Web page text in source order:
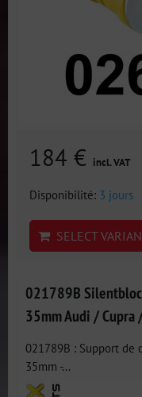
184 € incl. VAT
Disponibilité: 3 jours
SELECT
021789B
35mm Audi / Cupra
021789B : Support
35mm -...